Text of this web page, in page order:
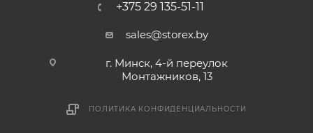
+375 29 135-51-11
sales@storex.by
г. Минск, 4-й переулок
Монтажников, 13
ПОЛИТИКА КОНФИДЕНЦИАЛЬНОСТИ